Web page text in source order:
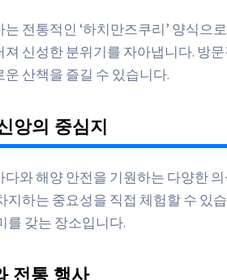
전통적인 ‘하치만즈쿠리’ 양식으
져 신성한 분위기를 자아냅니다. 방
산책을 즐길 수 있습니다.
앙의 중심지
다와 해양 안전을 기원하는 다양한
지하는 중요성을 직접 체험할 수 있
를 갖는 장소입니다.
전통 행사